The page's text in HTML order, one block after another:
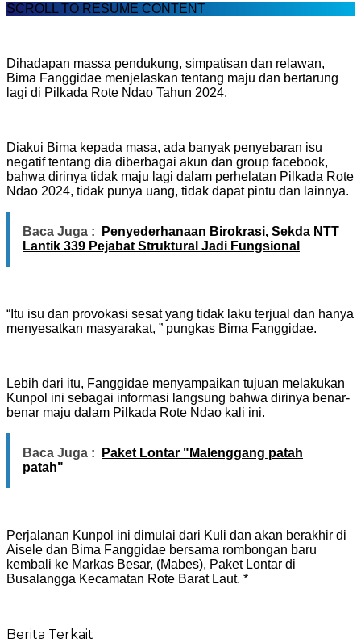
SCROLL TO RESUME CONTENT
Dihadapan massa pendukung, simpatisan dan relawan,
Bima Fanggidae menjelaskan tentang maju dan bertarung
lagi di Pilkada Rote Ndao Tahun 2024.
Diakui Bima kepada masa, ada banyak penyebaran isu
negatif tentang dia diberbagai akun dan group facebook,
bahwa dirinya tidak maju lagi dalam perhelatan Pilkada Rote
Ndao 2024, tidak punya uang, tidak dapat pintu dan lainnya.
Baca Juga :
Penyederhanaan Birokrasi, Sekda NTT
Lantik 339 Pejabat Struktural Jadi Fungsional
“Itu isu dan provokasi sesat yang tidak laku terjual dan hanya
menyesatkan masyarakat, ” pungkas Bima Fanggidae.
Lebih dari itu, Fanggidae menyampaikan tujuan melakukan
Kunpol ini sebagai informasi langsung bahwa dirinya benar-
benar maju dalam Pilkada Rote Ndao kali ini.
Baca Juga :
Paket Lontar "Malenggang patah
patah"
Perjalanan Kunpol ini dimulai dari Kuli dan akan berakhir di
Aisele dan Bima Fanggidae bersama rombongan baru
kembali ke Markas Besar, (Mabes), Paket Lontar di
Busalangga Kecamatan Rote Barat Laut. *
Berita Terkait